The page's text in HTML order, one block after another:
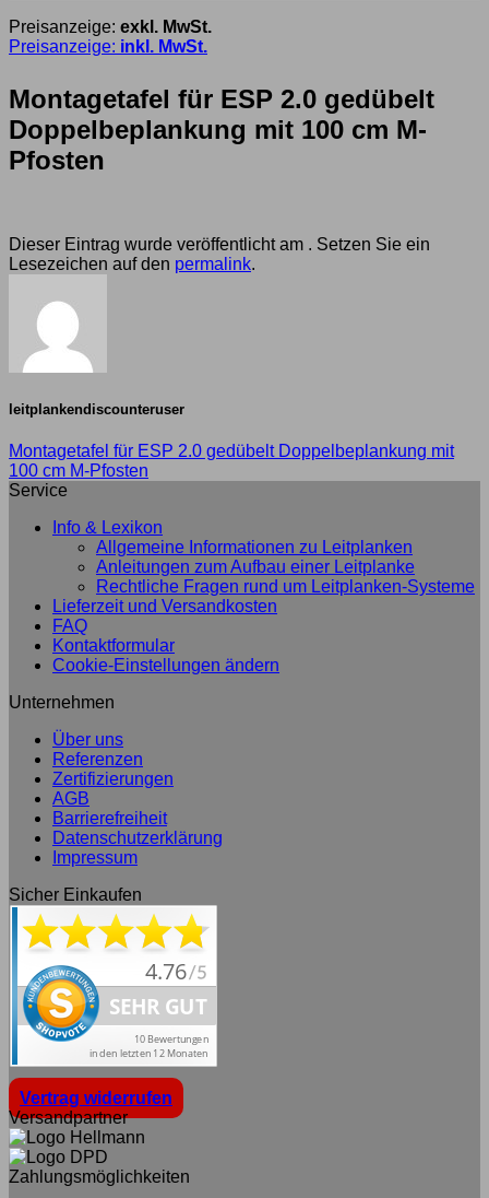
Preisanzeige: exkl. MwSt.
Preisanzeige: inkl. MwSt.
Montagetafel für ESP 2.0 gedübelt
Doppelbeplankung mit 100 cm M-
Pfosten
Dieser Eintrag wurde veröffentlicht am . Setzen Sie ein
Lesezeichen auf den permalink.
leitplankendiscounteruser
Montagetafel für ESP 2.0 gedübelt Doppelbeplankung mit
100 cm M-Pfosten
Service
Info & Lexikon
Allgemeine Informationen zu Leitplanken
Anleitungen zum Aufbau einer Leitplanke
Rechtliche Fragen rund um Leitplanken-Systeme
Lieferzeit und Versandkosten
FAQ
Kontaktformular
Cookie-Einstellungen ändern
Unternehmen
Über uns
Referenzen
Zertifizierungen
AGB
Barrierefreiheit
Datenschutzerklärung
Impressum
Sicher Einkaufen
Vertrag widerrufen
Versandpartner
Zahlungsmöglichkeiten